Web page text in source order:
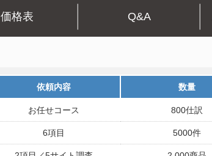
価格表 Q&A
依頼内容 数量
お任せコース 800仕訳
6項目 5000件